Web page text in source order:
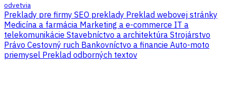
odvetvia
Preklady pre firmy SEO preklady Preklad webovej stránky
Medicína a farmácia Marketing a e-commerce IT a
telekomunikácie Stavebníctvo a architektúra Strojárstvo
Právo Cestovný ruch Bankovníctvo a financie Auto-moto
priemysel Preklad odborných textov